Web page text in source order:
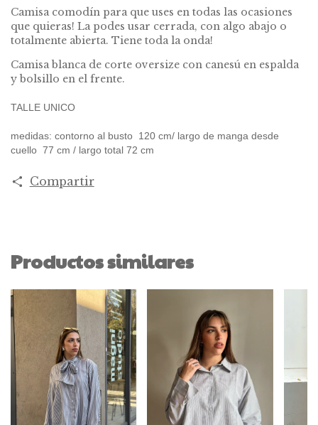
Camisa comodín para que uses en todas las ocasiones
que quieras! La podes usar cerrada, con algo abajo o
totalmente abierta. Tiene toda la onda!
Camisa blanca de corte oversize con canesú en espalda
y bolsillo en el frente.
TALLE UNICO
medidas: contorno al busto 120 cm/ largo de manga desde
cuello 77 cm / largo total 72 cm
Compartir
Productos similares